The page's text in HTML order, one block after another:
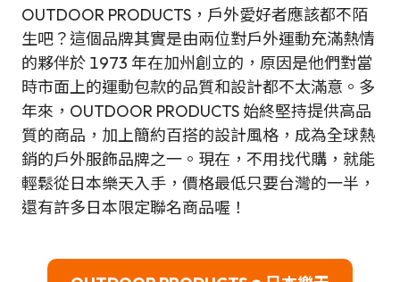
OUTDOOR PRODUCTS，戶外愛好者應該都不陌
生吧？這個品牌其實是由兩位對戶外運動充滿熱情
的夥伴於 1973 年在加州創立的，原因是他們對當
時市面上的運動包款的品質和設計都不太滿意。多
年來，OUTDOOR PRODUCTS 始終堅持提供高品
質的商品，加上簡約百搭的設計風格，成為全球熱
銷的戶外服飾品牌之一。現在，不用找代購，就能
輕鬆從日本樂天入手，價格最低只要台灣的一半，
還有許多日本限定聯名商品喔！